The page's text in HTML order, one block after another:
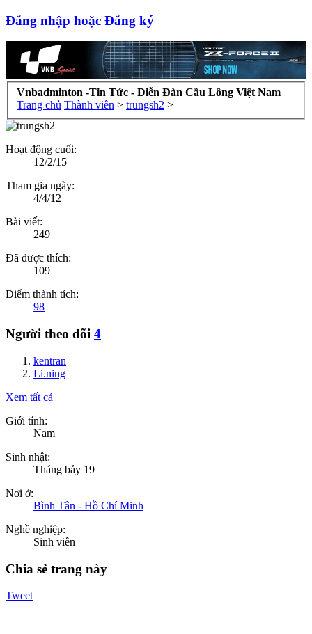
Đăng nhập hoặc Đăng ký
Vnbadminton -Tin Tức - Diễn Đàn Cầu Lông Việt Nam
Trang chủ Thành viên > trungsh2 >
Hoạt động cuối:
12/2/15
Tham gia ngày:
4/4/12
Bài viết:
249
Đã được thích:
109
Điểm thành tích:
98
Người theo dõi 4
kentran
Li.ning
Xem tất cả
Giới tính:
Nam
Sinh nhật:
Tháng bảy 19
Nơi ở:
Bình Tân - Hồ Chí Minh
Nghề nghiệp:
Sinh viên
Chia sẻ trang này
Tweet